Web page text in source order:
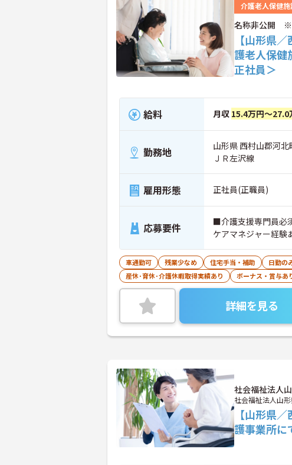
介護老人保健施
名称非公開 ※
【山形県
護老人保健
正社員＞
給料 月収 15.4万円～27.0
勤務地
山形県 西村山郡河北
ＪＲ左沢線
雇用形態 正社員(正職員)
応募要件
■介護支援専門員必
ケアマネジャー経験
車通勤可 残業少なめ 住宅手当・補助 日勤の
産休･育休･介護休暇取得実績あり
ボーナス・賞与あ
詳細を見る
社会福祉法人
社会福祉法人山
【山形県
護事業所に